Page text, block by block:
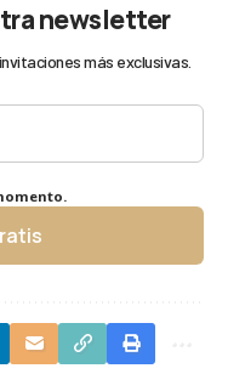
newsletter
más exclusivas.